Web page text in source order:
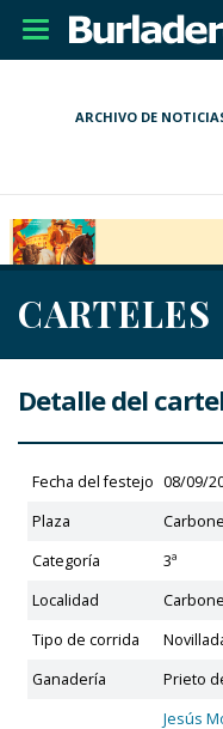
Desplegar
navegación
ARCHIVO DE
CARTELES
Detalle del
Fecha del festejo 08/09/
Plaza
Categoría
3ª
Localidad
Tipo de corrida
Ganadería
Prieto
Jesús